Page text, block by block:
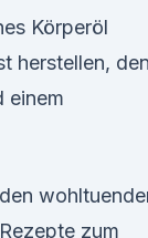
Körperöl
herstellen,
einem
zum